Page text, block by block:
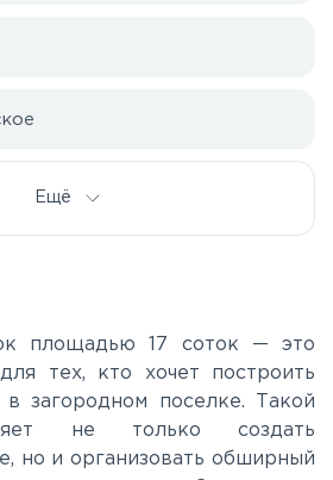
Ещё
площадью 17 соток — это
тех, кто хочет построить
загородном поселке. Такой
не только создать
но и организовать обширный